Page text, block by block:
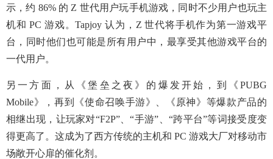
示，约 86% 的 Z 世代用户玩手机游戏，同时不少用户也玩主
机和 PC 游戏。Tapjoy 认为，Z 世代将手机作为第一游戏平
台，同时他们也可能是所有用户中，最享受其他游戏平台的
一代用户。
另一方面，从《堡垒之夜》的爆发开始，到《PUBG
Mobile》，再到《使命召唤手游》、《原神》等爆款产品的
相继出现，让玩家对“F2P”、“手游”、“跨平台”等词接受度变
得更高了。这成为了西方传统的主机和 PC 游戏大厂对移动市
场敞开心扉的催化剂。